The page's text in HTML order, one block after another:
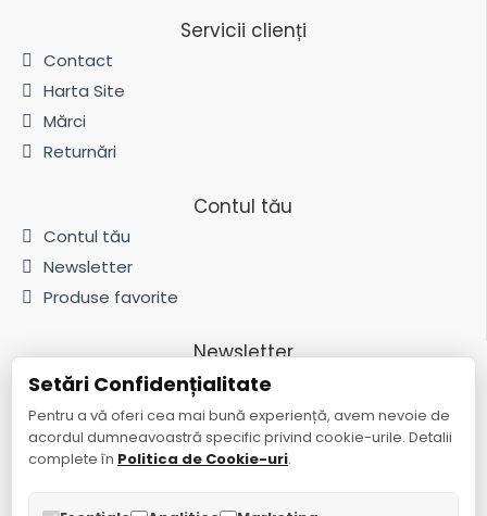
Servicii clienți
Contact
Harta Site
Mărci
Returnări
Contul tău
Contul tău
Newsletter
Produse favorite
Newsletter
Fii la curent cu noutățile și promoțiile abonându-te la newsletter-ul
Trimite
Setări Confidențialitate
Pentru a vă oferi cea mai bună experiență, avem nevoie de
acordul dumneavoastră specific privind cookie-urile. Detalii
complete în Politica de Cookie-uri.